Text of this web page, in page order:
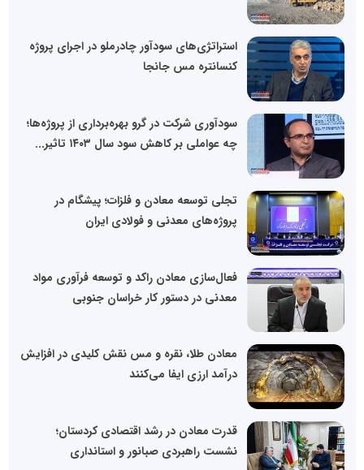
استراتژی‌های سودآور چادرملو در اجرای پروژه
کنسانتره مس جانجا
سودآوری شرکت در گرو بهره‌برداری از پروژه‌ها؛
چه عواملی بر کاهش سود سال ۱۴۰۳ تاثیر...
تجلی توسعه معادن و فلزات؛ پیشگام در
پروژه‌های معدنی و فولادی ایران
فعال‌سازی معادن راکد و توسعه فرآوری مواد
معدنی در دستور کار خراسان جنوبی
معادن طلا، نقره و مس نقش کلیدی در افزایش
درآمد ارزی ایفا می‌کنند
قدرت معادن در رشد اقتصادی کردستان؛
نشست راهبردی صبانور و استانداری